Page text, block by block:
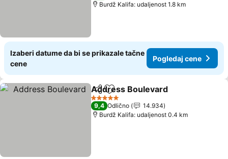
Burdž Kalifa: udaljenost 1.8 km
Izaberi datume da bi se prikazale tačne
cene
Pogledaj cene
Deli Dodati u favorite
Address Boulevard
5 Zvezdice
9,4 Odlično
14.934
Burdž Kalifa: udaljenost 0.4 km